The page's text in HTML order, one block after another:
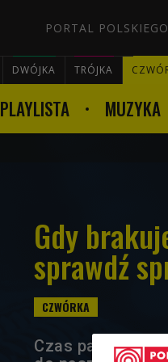
PORTAL
DWÓJKA TRÓJKA
PLAYLISTA MUZYKA
Gdy
sprawdź
Czas pandemii